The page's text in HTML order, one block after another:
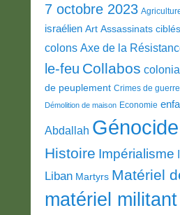
7 octobre 2023
israélien Art Assassinats ciblés
colons Axe de la
le-feu Collabos
de peuplement Crimes de guerre
Démolition de maison Economie
Abdallah Génocide
Histoire Impérialisme
Liban Martyrs Matériel
matériel militant